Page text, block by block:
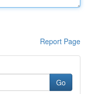
Report Page
Go